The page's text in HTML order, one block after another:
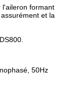
l'aileron formant
et la
50Hz